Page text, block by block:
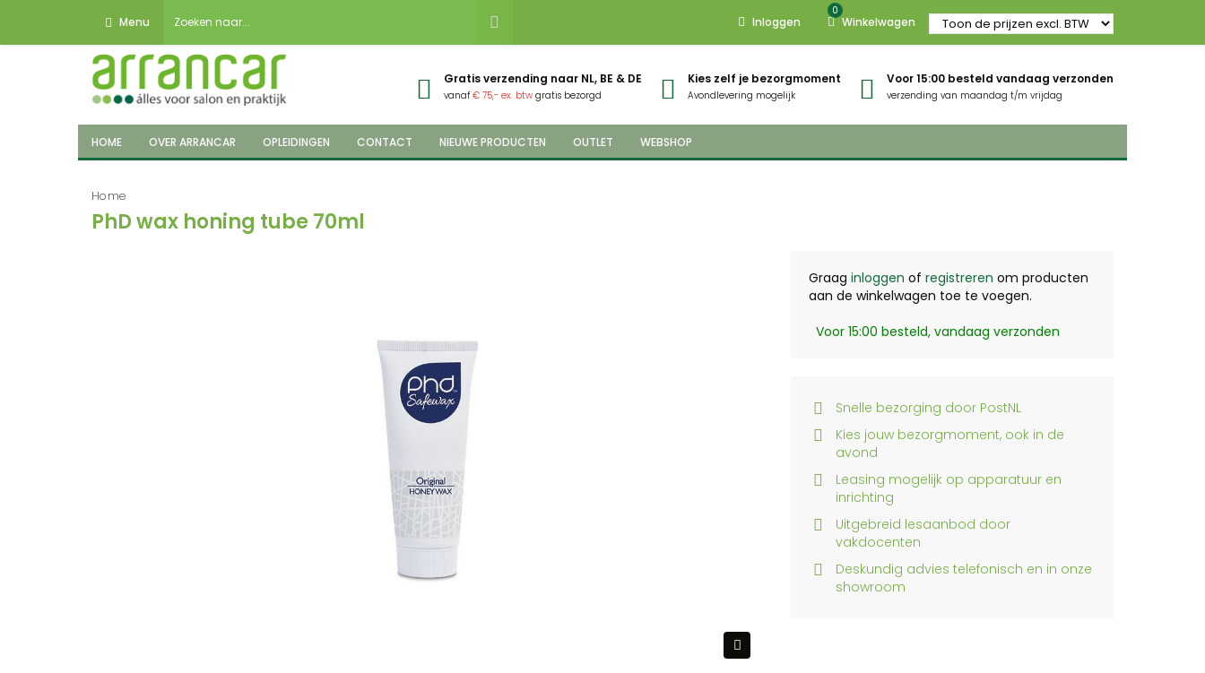
Menu Inloggen
0
Winkelwagen
Gratis verzending naar NL, BE & DE
vanaf€ 75,- ex. btw gratis bezorgd
Kies zelf je bezorgmoment
Avondlevering mogelijk
Voor 15:00 besteld vandaag verzonden
verzending van maandag t/m vrijdag
HOME OVER ARRANCAR OPLEIDINGEN CONTACT NIEUWE PRODUCTEN OUTLET WEBSHOP
Home
PhD wax honing tube 70ml
Graag inloggen of registreren om producten
aan de winkelwagen toe te voegen.
Voor 15:00 besteld, vandaag verzonden
Snelle bezorging door PostNL
Kies jouw bezorgmoment, ook in de
avond
Leasing mogelijk op apparatuur en
inrichting
Uitgebreid lesaanbod door
vakdocenten
Deskundig advies telefonisch en in onze
showroom